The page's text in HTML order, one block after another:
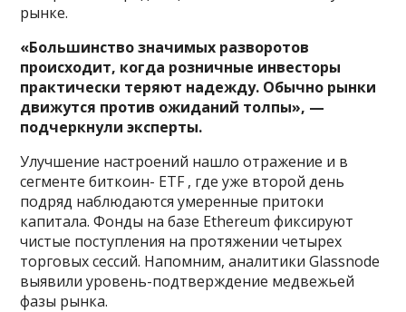
рынке.
«Большинство значимых разворотов
происходит, когда розничные инвесторы
практически теряют надежду. Обычно рынки
движутся против ожиданий толпы», —
подчеркнули эксперты.
Улучшение настроений нашло отражение и в
сегменте биткоин- ETF , где уже второй день
подряд наблюдаются умеренные притоки
капитала. Фонды на базе Ethereum фиксируют
чистые поступления на протяжении четырех
торговых сессий. Напомним, аналитики Glassnode
выявили уровень-подтверждение медвежьей
фазы рынка.